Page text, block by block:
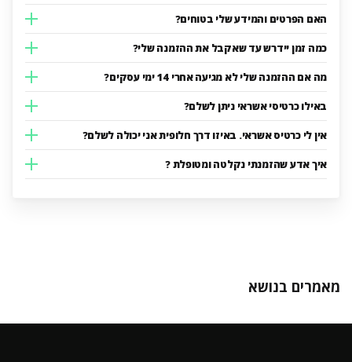
האם הפרטים והמידע שלי בטוחים?
כמה זמן יידרש עד שאקבל את ההזמנה שלי?
מה אם ההזמנה שלי לא מגיעה אחרי 14 ימי עסקים?
באילו כרטיסי אשראי ניתן לשלם?
אין לי כרטיס אשראי. באיזו דרך חלופית אני יכולה לשלם?
איך אדע שהזמנתי נקלטה ומטופלת ?
מאמרים בנושא